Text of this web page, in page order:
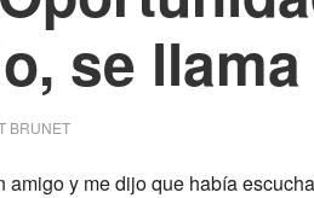
se
BRUNET
amigo y me dijo que había